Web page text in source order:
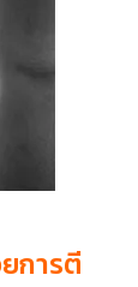
การตี